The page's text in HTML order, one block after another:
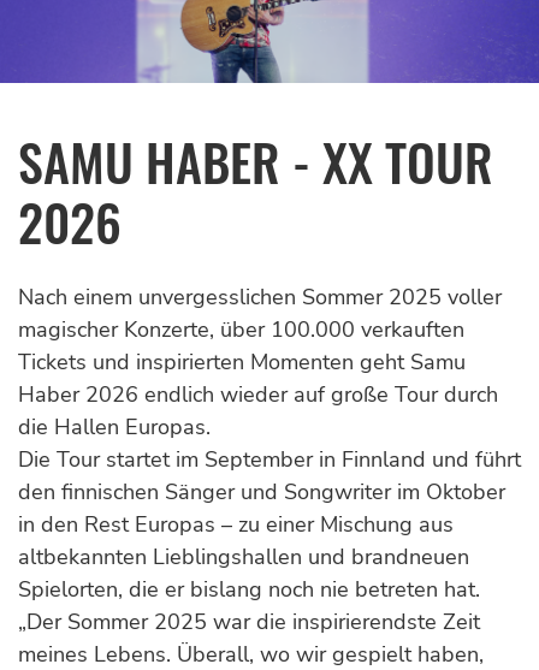
SAMU HABER - XX TOUR
2026
Nach einem unvergesslichen Sommer 2025 voller
magischer Konzerte, über 100.000 verkauften
Tickets und inspirierten Momenten geht Samu
Haber 2026 endlich wieder auf große Tour durch
die Hallen Europas.
Die Tour startet im September in Finnland und führt
den finnischen Sänger und Songwriter im Oktober
in den Rest Europas – zu einer Mischung aus
altbekannten Lieblingshallen und brandneuen
Spielorten, die er bislang noch nie betreten hat.
„Der Sommer 2025 war die inspirierendste Zeit
meines Lebens. Überall, wo wir gespielt haben,